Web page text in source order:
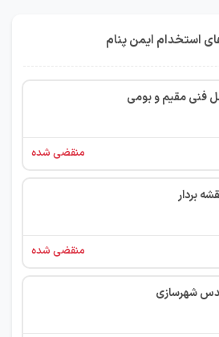
استخدام ایمن پنام
فنی مقیم و بومی
منقضی شده
بردار
منقضی شده
شهرسازی